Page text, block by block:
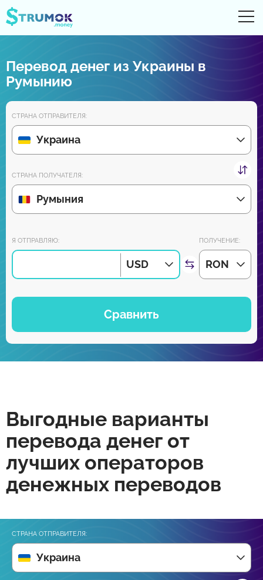
Денежные переводы
Цифровые счета
Обзоры партнеров
Уже скоро скачайте приложение для Android и iPhone:
Перевод денег из Украины в
Румынию
СТРАНА ОТПРАВИТЕЛЯ:
Украина
СТРАНА ПОЛУЧАТЕЛЯ:
Румыния
Я ОТПРАВЛЯЮ:
USD
ПОЛУЧЕНИЕ:
RON
Сравнить
Выгодные варианты
перевода денег от
лучших операторов
денежных переводов
СТРАНА ОТПРАВИТЕЛЯ:
Украина